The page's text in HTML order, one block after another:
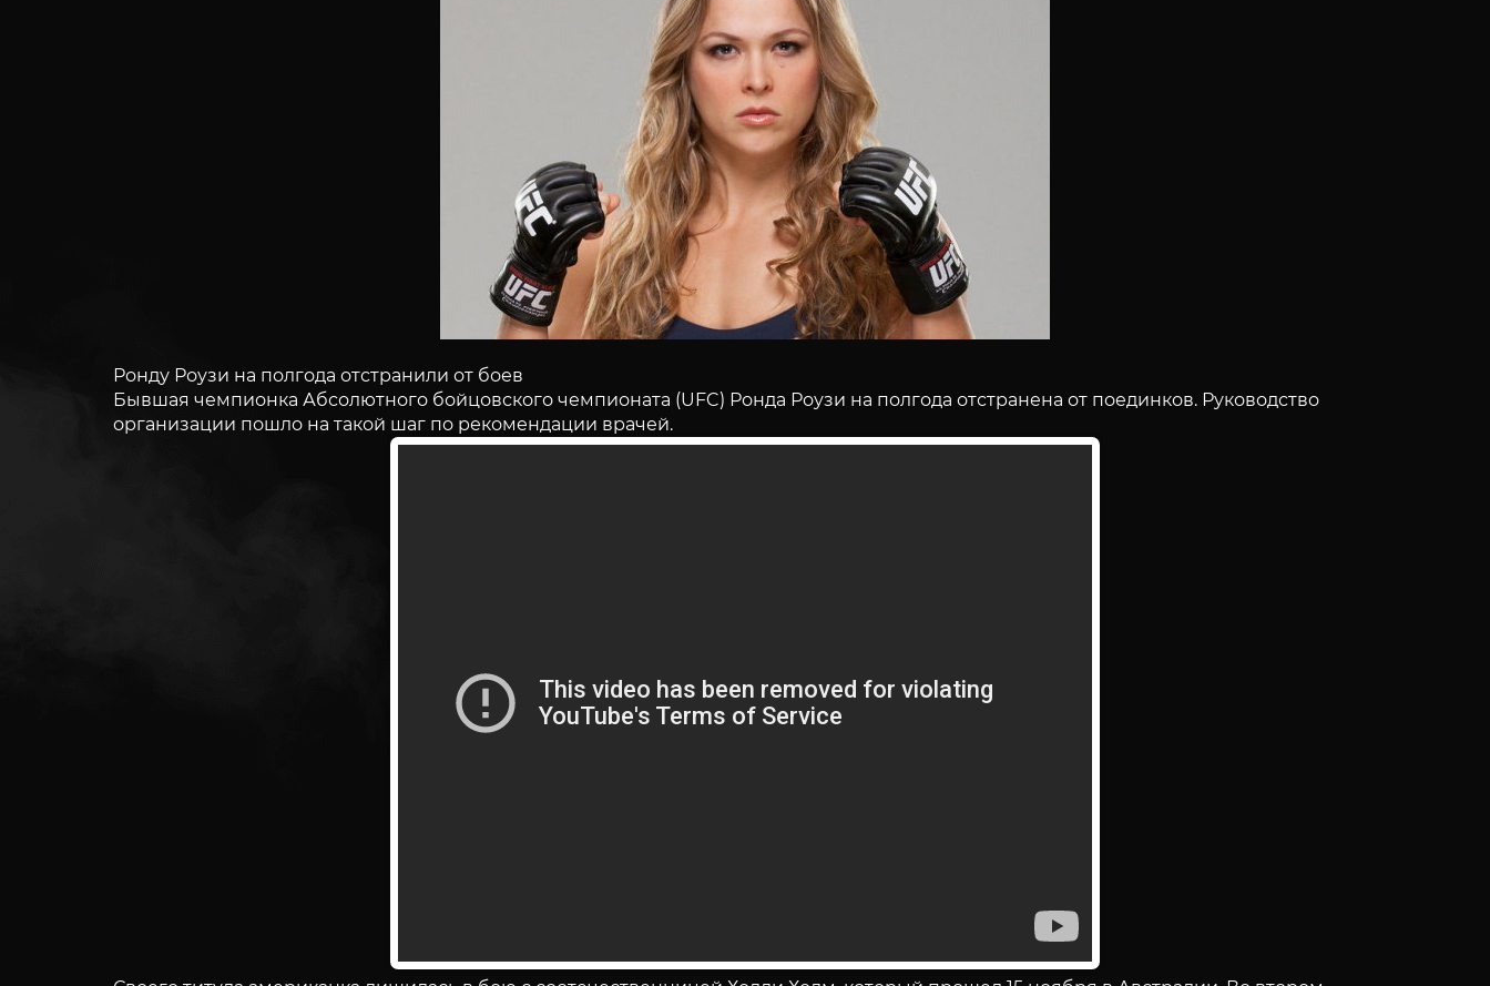
Ронду Роузи на полгода отстранили от боев
Бывшая чемпионка Абсолютного бойцовского чемпионата (UFC) Ронда Роузи на полгода отстранена от поединков. Руководство
организации пошло на такой шаг по рекомендации врачей.